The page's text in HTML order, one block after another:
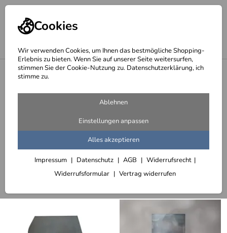
Cookies
Wir verwenden Cookies, um Ihnen das bestmögliche Shopping-
Erlebnis zu bieten. Wenn Sie auf unserer Seite weitersurfen,
stimmen Sie der Cookie-Nutzung zu. Datenschutzerklärung, ich
stimme zu.
Ablehnen
Einstellungen anpassen
Alles akzeptieren
Impressum Datenschutz AGB
Widerrufsrecht
Widerrufsformular
Vertrag widerrufen
Kamin, Funkenschutzgitter, Hauben, Feuerschale, Grills, Feuerstellen, Bio
Kaminblech, Bodenbleche,
Funkenschutz Bleche
Filter (2) Sortieren